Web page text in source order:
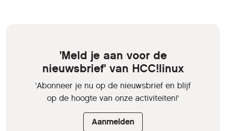
'Meld je aan voor de
nieuwsbrief' van HCC!linux
'Abonneer je nu op de nieuwsbrief en blijf
op de hoogte van onze activiteiten!'
Aanmelden